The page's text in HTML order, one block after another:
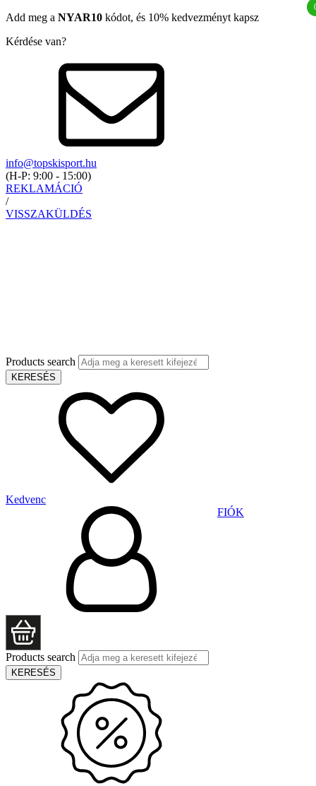
Add meg a NYAR10 kódot, és 10% kedvezményt kapsz
Kérdése van?
info@topskisport.hu
(H-P: 9:00 - 15:00)
REKLAMÁCIÓ
/
VISSZAKÜLDÉS
Products search
KERESÉS
Kedvenc
FIÓK
Products search
KERESÉS